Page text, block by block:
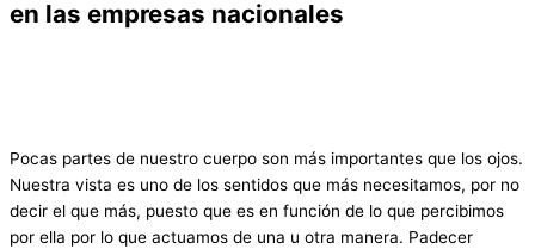
en las empresas nacionales
Pocas partes de nuestro cuerpo son más importantes que los ojos.
Nuestra vista es uno de los sentidos que más necesitamos, por no
decir el que más, puesto que es en función de lo que percibimos
por ella por lo que actuamos de una u otra manera. Padecer